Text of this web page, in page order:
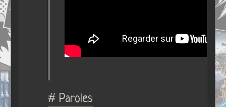
# Paroles